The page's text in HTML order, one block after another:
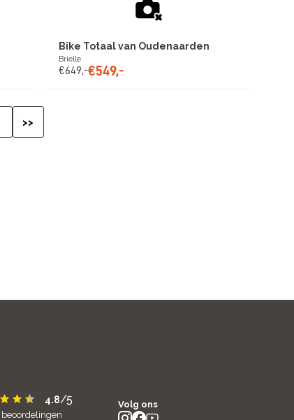
Bike Totaal van Oudenaarden
Brielle
€649,-€549,-
>>
4.8/5
beoordelingen
Volg ons